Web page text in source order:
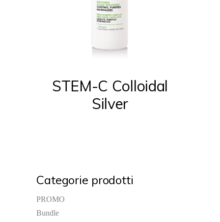
STEM-C Colloidal
Silver
Categorie prodotti
PROMO
Bundle